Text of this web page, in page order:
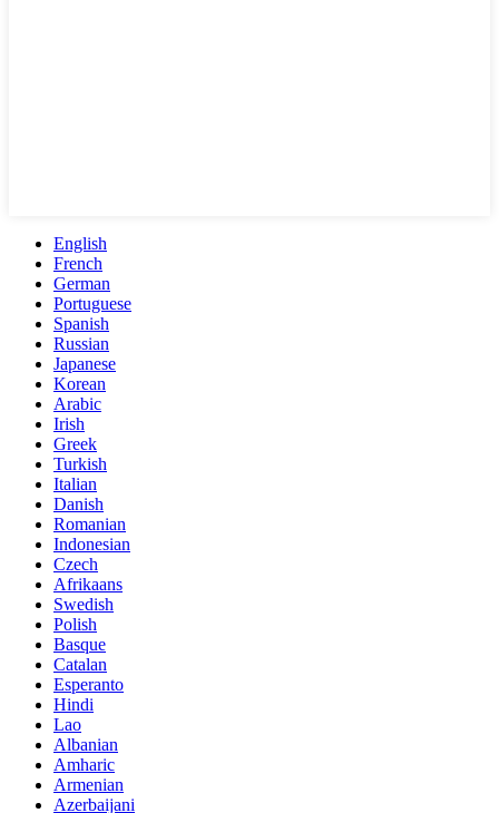
English
French
German
Portuguese
Spanish
Russian
Japanese
Korean
Arabic
Irish
Greek
Turkish
Italian
Danish
Romanian
Indonesian
Czech
Afrikaans
Swedish
Polish
Basque
Catalan
Esperanto
Hindi
Lao
Albanian
Amharic
Armenian
Azerbaijani